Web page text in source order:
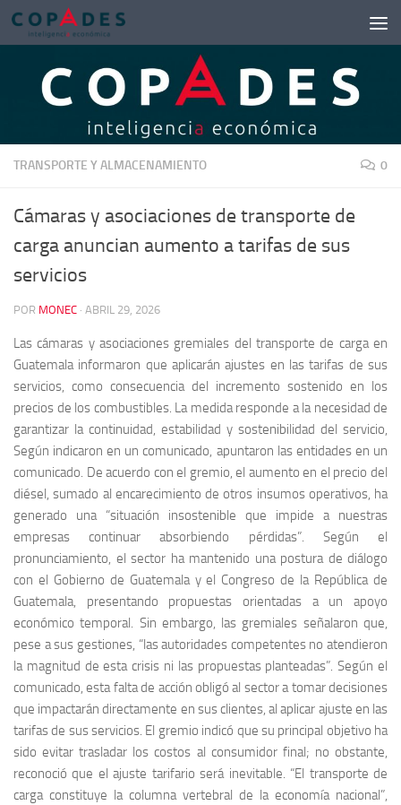
Saltar al contenido
TRANSPORTE Y ALMACENAMIENTO 0
Cámaras y asociaciones de transporte de
carga anuncian aumento a tarifas de sus
servicios
POR MONEC · ABRIL 29, 2026
Las cámaras y asociaciones gremiales del transporte de carga en
Guatemala informaron que aplicarán ajustes en las tarifas de sus
servicios, como consecuencia del incremento sostenido en los
precios de los combustibles. La medida responde a la necesidad de
garantizar la continuidad, estabilidad y sostenibilidad del servicio,
Según indicaron en un comunicado, apuntaron las entidades en un
comunicado. De acuerdo con el gremio, el aumento en el precio del
diésel, sumado al encarecimiento de otros insumos operativos, ha
generado una “situación insostenible que impide a nuestras
empresas continuar absorbiendo pérdidas”. Según el
pronunciamiento, el sector ha mantenido una postura de diálogo
con el Gobierno de Guatemala y el Congreso de la República de
Guatemala, presentando propuestas orientadas a un apoyo
económico temporal. Sin embargo, las gremiales señalaron que,
pese a sus gestiones, “las autoridades competentes no atendieron
la magnitud de esta crisis ni las propuestas planteadas”. Según el
comunicado, esta falta de acción obligó al sector a tomar decisiones
que impactarán directamente en sus clientes, al aplicar ajuste en las
tarifas de sus servicios. El gremio indicó que su principal objetivo ha
sido evitar trasladar los costos al consumidor final; no obstante,
reconoció que el ajuste tarifario será inevitable. “El transporte de
carga constituye la columna vertebral de la economía nacional”,